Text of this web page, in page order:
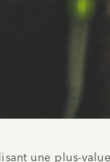
une plus-